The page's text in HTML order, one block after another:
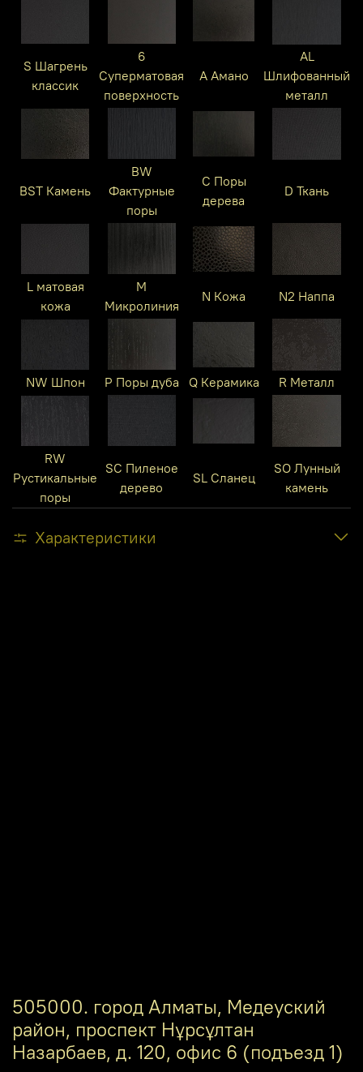
S Шагрень
классик
6
Суперматовая
поверхность
A Амано
AL
Шлифованный
металл
BST Камень
BW
Фактурные
поры
C Поры
дерева
D Ткань
L матовая
кожа
M
Микролиния
N Кожа N2 Наппа
NW Шпон P Поры дуба Q Керамика R Металл
RW
Рустикальные
поры
SC Пиленое
дерево
SL Сланец
SO Лунный
камень
Характеристики
505000. город Алматы, Медеуский
район, проспект Нұрсұлтан
Назарбаев, д. 120, офис 6 (подъезд 1)